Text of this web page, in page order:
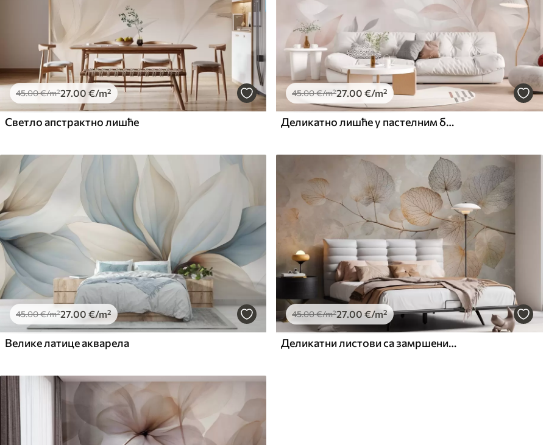
45.00€/m²27.00 €/m²
Светло апстрактно лишће
45.00€/m²27.00 €/m²
Деликатно лишће у пастелним бојама
45.00€/m²27 .00 €/m²
Велике латице акварела
45.00€/m²27 .00 €/m²
Деликатни листови са замршеним венама и меким, пригушеним бојама на бледи текстурираној позадини